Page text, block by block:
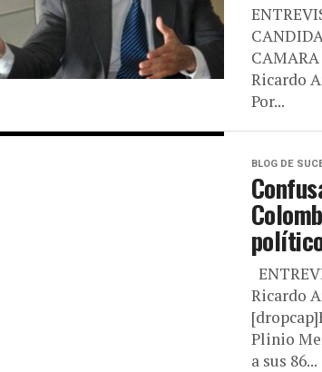
Ricardo
Por...
BLOG DE
Ricardo
Plinio
a sus 86...